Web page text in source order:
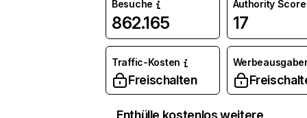
Besuche
862.165
Authority Score
17
Traffic-Kosten
Freischalten
Enthülle kostenlos weitere